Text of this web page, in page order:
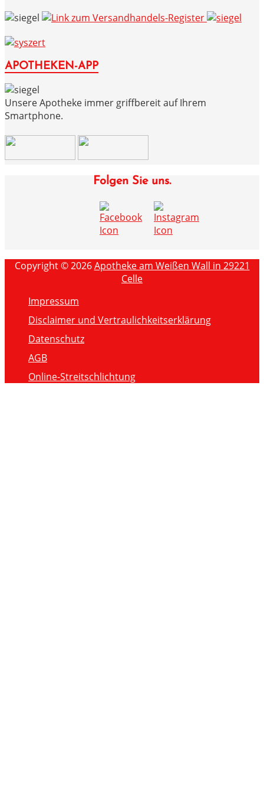
APOTHEKEN-APP
Unsere Apotheke immer griffbereit auf Ihrem
Smartphone.
Folgen Sie uns.
Copyright © 2026Apotheke am Weißen Wall in 29221
Celle
Impressum
Disclaimer und Vertraulichkeitserklärung
Datenschutz
AGB
Online-Streitschlichtung